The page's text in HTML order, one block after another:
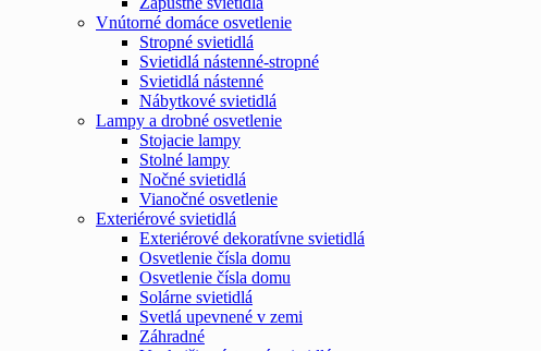
Vnútorné domáce osvetlenie
Stropné svietidlá
Svietidlá nástenné-stropné
Svietidlá nástenné
Nábytkové svietidlá
Lampy a drobné osvetlenie
Stojacie lampy
Stolné lampy
Nočné svietidlá
Vianočné osvetlenie
Exteriérové svietidlá
Exteriérové dekoratívne svietidlá
Osvetlenie čísla domu
Osvetlenie čísla domu
Solárne svietidlá
Svetlá upevnené v zemi
Záhradné